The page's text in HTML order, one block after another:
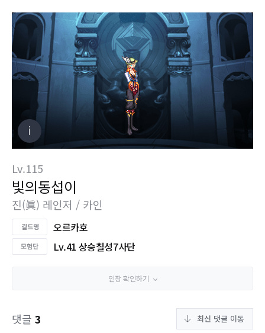
Lv.115
빛의동섭이
진(眞) 레인저 / 카인
오르카호
Lv.41 상승칠성7사단
인장 확인하기
댓글 3 최신 댓글 이동